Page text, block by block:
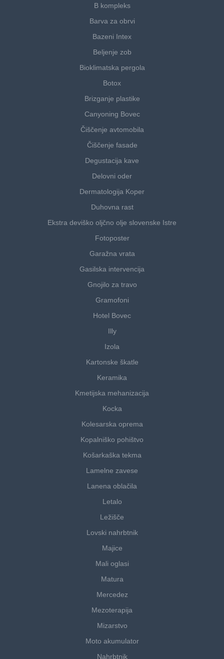
B kompleks
Barva za obrvi
Bazeni Intex
Beljenje zob
Bioklimatska pergola
Botox
Brizganje plastike
Canyoning Bovec
Čiščenje avtomobila
Čiščenje fasade
Degustacija kave
Delovni oder
Dermatologija Koper
Duhovna rast
Ekstra deviško oljčno olje slovenske Istre
Fotoposter
Garažna vrata
Gasilska intervencija
Gnojilo za travo
Gramofoni
Hotel Bovec
Illy
Izola
Kartonske škatle
Keramika
Kmetijska mehanizacija
Kocka
Kolesarska oprema
Kopalniško pohištvo
Košarkaška tekma
Lamelne zavese
Lanena oblačila
Letalo
Ležišče
Lovski nahrbtnik
Majice
Mali oglasi
Matura
Mercedez
Mezoterapija
Mizarstvo
Moto akumulator
Nahrbtnik